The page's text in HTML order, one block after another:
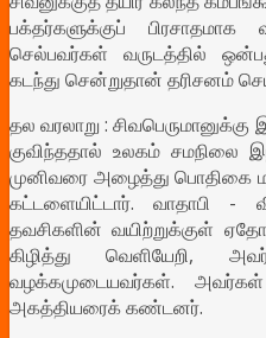
பக்தர்களுக்குப் பிரசாதமாக
செல்பவர்கள் வருடத்தில்
கடந்து சென்றுதான் தரிசனம்
தல வரலாறு :
குவிந்ததால் உலகம் சமநிலை
முனிவரை அழைத்து பொதிகை
கட்டளையிட்டார். வாதாபி -
தவசிகளின் வயிற்றுக்குள் ஏதோ
கிழித்து வெளியேறி,
வழக்கமுடையவர்கள்.
அகத்தியரைக் கண்டனர்.